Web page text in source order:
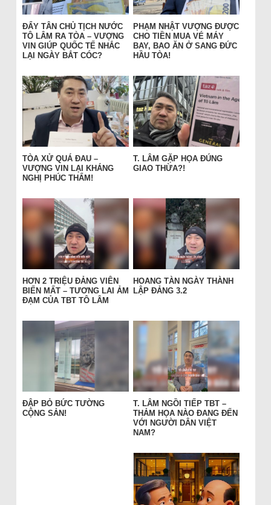
ĐẨY TÂN CHỦ TỊCH NƯỚC
TÔ LÂM RA TÒA – VƯỢNG
VIN GIÚP QUỐC TẾ NHẮC
LẠI NGÀY BẮT CÓC?
PHẠM NHẬT VƯỢNG ĐƯỢC
CHO TIỀN MUA VÉ MÁY
BAY, BAO ĂN Ở SANG ĐỨC
HẦU TÒA!
TÒA XỬ QUÁ ĐAU –
VƯỢNG VIN LẠI KHÁNG
NGHỊ PHÚC THẨM!
T. LÂM GẶP HỌA ĐÚNG
GIAO THỪA?!
HƠN 2 TRIỆU ĐẢNG VIÊN
BIẾN MẤT – TƯƠNG LAI ẢM
ĐẠM CỦA TBT TÔ LÂM
HOANG TÀN NGÀY THÀNH
LẬP ĐẢNG 3.2
ĐẬP BỎ BỨC TƯỜNG
CỘNG SẢN!
T. LÂM NGỒI TIẾP TBT –
THẢM HỌA NÀO ĐANG ĐẾN
VỚI NGƯỜI DÂN VIỆT
NAM?